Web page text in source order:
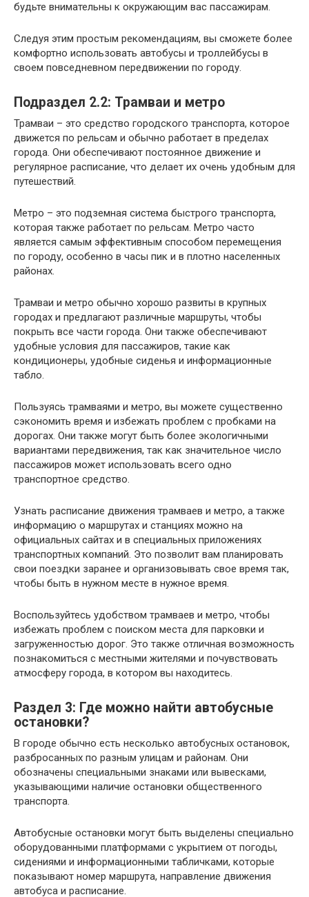
будьте внимательны к окружающим вас пассажирам.
Следуя этим простым рекомендациям, вы сможете более
комфортно использовать автобусы и троллейбусы в
своем повседневном передвижении по городу.
Подраздел 2.2: Трамваи и метро
Трамваи – это средство городского транспорта, которое
движется по рельсам и обычно работает в пределах
города. Они обеспечивают постоянное движение и
регулярное расписание, что делает их очень удобным для
путешествий.
Метро – это подземная система быстрого транспорта,
которая также работает по рельсам. Метро часто
является самым эффективным способом перемещения
по городу, особенно в часы пик и в плотно населенных
районах.
Трамваи и метро обычно хорошо развиты в крупных
городах и предлагают различные маршруты, чтобы
покрыть все части города. Они также обеспечивают
удобные условия для пассажиров, такие как
кондиционеры, удобные сиденья и информационные
табло.
Пользуясь трамваями и метро, вы можете существенно
сэкономить время и избежать проблем с пробками на
дорогах. Они также могут быть более экологичными
вариантами передвижения, так как значительное число
пассажиров может использовать всего одно
транспортное средство.
Узнать расписание движения трамваев и метро, а также
информацию о маршрутах и станциях можно на
официальных сайтах и в специальных приложениях
транспортных компаний. Это позволит вам планировать
свои поездки заранее и организовывать свое время так,
чтобы быть в нужном месте в нужное время.
Воспользуйтесь удобством трамваев и метро, чтобы
избежать проблем с поиском места для парковки и
загруженностью дорог. Это также отличная возможность
познакомиться с местными жителями и почувствовать
атмосферу города, в котором вы находитесь.
Раздел 3: Где можно найти автобусные
остановки?
В городе обычно есть несколько автобусных остановок,
разбросанных по разным улицам и районам. Они
обозначены специальными знаками или вывесками,
указывающими наличие остановки общественного
транспорта.
Автобусные остановки могут быть выделены специально
оборудованными платформами с укрытием от погоды,
сидениями и информационными табличками, которые
показывают номер маршрута, направление движения
автобуса и расписание.